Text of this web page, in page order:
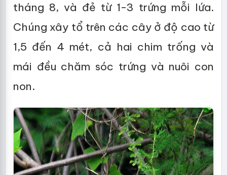
tháng 8, và đẻ từ 1-3 trứng mỗi lứa.
Chúng xây tổ trên các cây ở độ cao từ
1,5 đến 4 mét, cả hai chim trống và
mái đều chăm sóc trứng và nuôi con
non.